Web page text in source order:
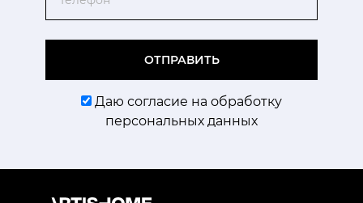
ОТПРАВИТЬ
Даю согласие на обработку
персональных данных